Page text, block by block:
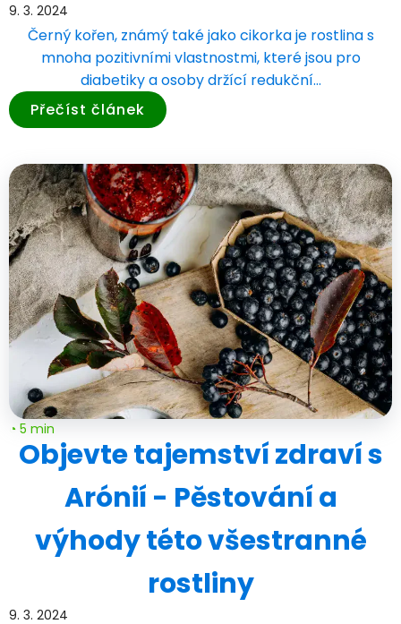
9. 3. 2024
Černý kořen, známý také jako cikorka je rostlina s
mnoha pozitivními vlastnostmi, které jsou pro
diabetiky a osoby držící redukční…
Přečíst článek
◔ 5 min
Objevte tajemství zdraví s
Arónií - Pěstování a
výhody této všestranné
rostliny
9. 3. 2024